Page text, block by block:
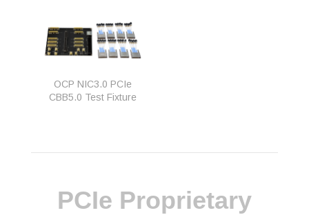
OCP NIC3.0 PCIe
CBB5.0 Test Fixture
PCIe Proprietary